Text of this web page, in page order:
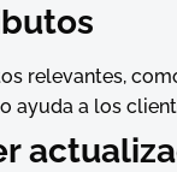
relevantes,
ayuda a los